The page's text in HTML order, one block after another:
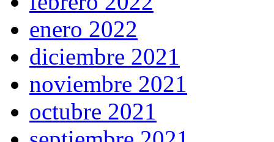
enero 2022
diciembre 2021
noviembre 2021
octubre 2021